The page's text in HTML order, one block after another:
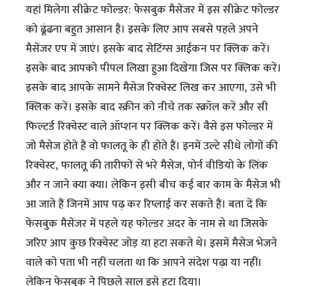
यहां मिलेगा सीक्रेट फोल्डर: फेसबुक मैसेंजर में इस सीक्रेट फोल्डर
को ढूंढना बहुत आसान है। इसके लिए आप सबसे पहले अपने
मैसेंजर एप में जाएं। इसके बाद सेटिंग्स आईकन पर क्लिक करें।
इसके बाद आपको पीपल लिखा हुआ दिखेगा जिस पर क्लिक करें।
इसके बाद आपके सामने मैसेज रिक्वेस्ट लिख कर आएगा, उसे भी
क्लिक करें। इसके बाद स्क्रीन को नीचे तक स्क्रॉल करें और सी
फिल्टर्ड रिक्वेस्ट वाले ऑप्शन पर क्लिक करें। वैसे इस फोल्डर में
जो मैसेज होते हैं वो फालतू के ही होते हैं। इनमें उल्टे सीधे लोगों की
रिक्वेस्ट, फालतू की तारीफों से भरे मैसेज, पोर्न वीडियो के लिंक
और न जाने क्या क्या। लेकिन इसी बीच कई बार काम के मैसेज भी
आ जाते हैं जिनमें आप पढ़ कर रिप्लाई कर सकते हैं। बता दें कि
फेसबुक मैसेंजर में पहले यह फोल्डर अदर के नाम से था जिसके
जरिए आप कुछ रिक्वेस्ट जोड़ या हटा सकते थे। इसमें मैसेज भेजने
वाले को पता भी नहीं चलता था कि आपने संदेश पढ़ा या नहीं।